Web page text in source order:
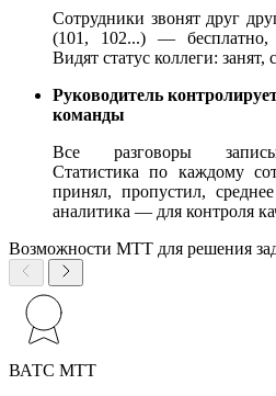
Сотрудники звонят друг
(101, 102...) — бесплатно,
Видят статус коллеги: занят,
Руководитель
команды
Все разговоры
Статистика по каждому
принял, пропустил,
аналитика — для контроля
Возможности МТТ для решения
ВАТС МТТ